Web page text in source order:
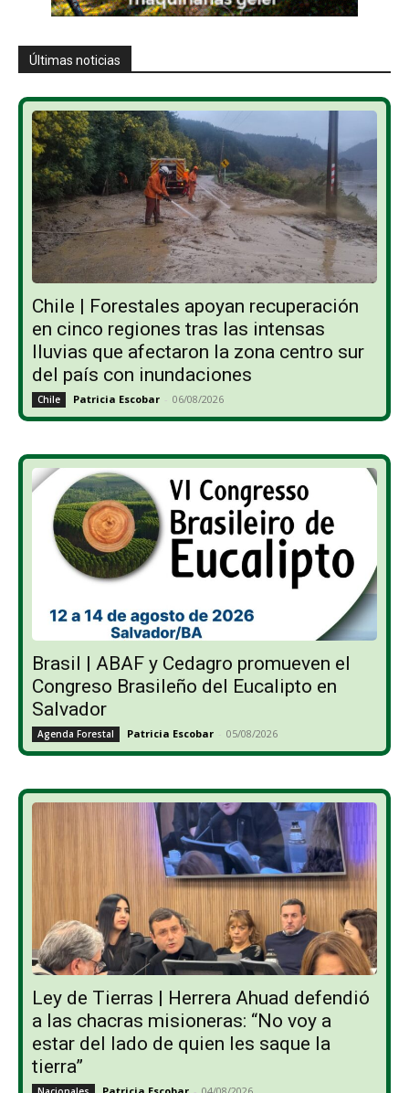
Últimas noticias
Chile | Forestales apoyan recuperación
en cinco regiones tras las intensas
lluvias que afectaron la zona centro sur
del país con inundaciones
Chile Patricia Escobar - 06/08/2026
Brasil | ABAF y Cedagro promueven el
Congreso Brasileño del Eucalipto en
Salvador
Agenda Forestal Patricia Escobar - 05/08/2026
Ley de Tierras | Herrera Ahuad defendió
a las chacras misioneras: “No voy a
estar del lado de quien les saque la
tierra”